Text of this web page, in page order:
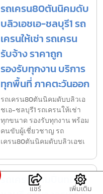
รถเครน80ตันนิคมดับ
บลิวเอชเอ-ชลบุรี1 รถ
เครนให้เช่า รถเครน
รับจ้าง ราคาถูก
รองรับทุกงาน บริการ
ทุกพื้นที่ ภาคตะวันออก
รถเครน80ตันนิคมดับบลิวเอ
ชเอ-ชลบุรี1 รถเครนให้เช่า
ทุกขนาด รองรับทุกงาน พร้อม
คนขับผู้เชี่ยวชาญ รถ
เครน80ตันนิคมดับบลิวเอชเ
รถเครนนิคมปิ่นทอง
แชร์ เพิ่มเติม